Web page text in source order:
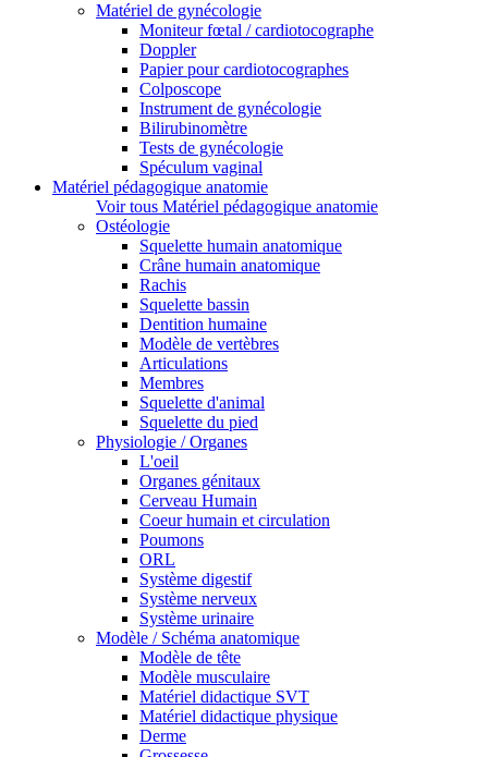
Matériel de gynécologie
Moniteur fœtal / cardiotocographe
Doppler
Papier pour cardiotocographes
Colposcope
Instrument de gynécologie
Bilirubinomètre
Tests de gynécologie
Spéculum vaginal
Matériel pédagogique anatomie
Voir tous Matériel pédagogique anatomie
Ostéologie
Squelette humain anatomique
Crâne humain anatomique
Rachis
Squelette bassin
Dentition humaine
Modèle de vertèbres
Articulations
Membres
Squelette d'animal
Squelette du pied
Physiologie / Organes
L'oeil
Organes génitaux
Cerveau Humain
Coeur humain et circulation
Poumons
ORL
Système digestif
Système nerveux
Système urinaire
Modèle / Schéma anatomique
Modèle de tête
Modèle musculaire
Matériel didactique SVT
Matériel didactique physique
Derme